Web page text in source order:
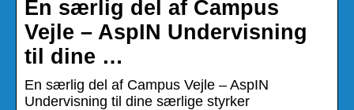
En særlig del af Campus
Vejle – AspIN Undervisning
til dine …
En særlig del af Campus Vejle – AspIN
Undervisning til dine særlige styrker